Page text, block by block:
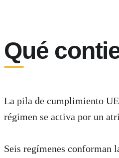
Qué
La pila de cumplimiento UE
régimen se activa por un
Seis regímenes conforman